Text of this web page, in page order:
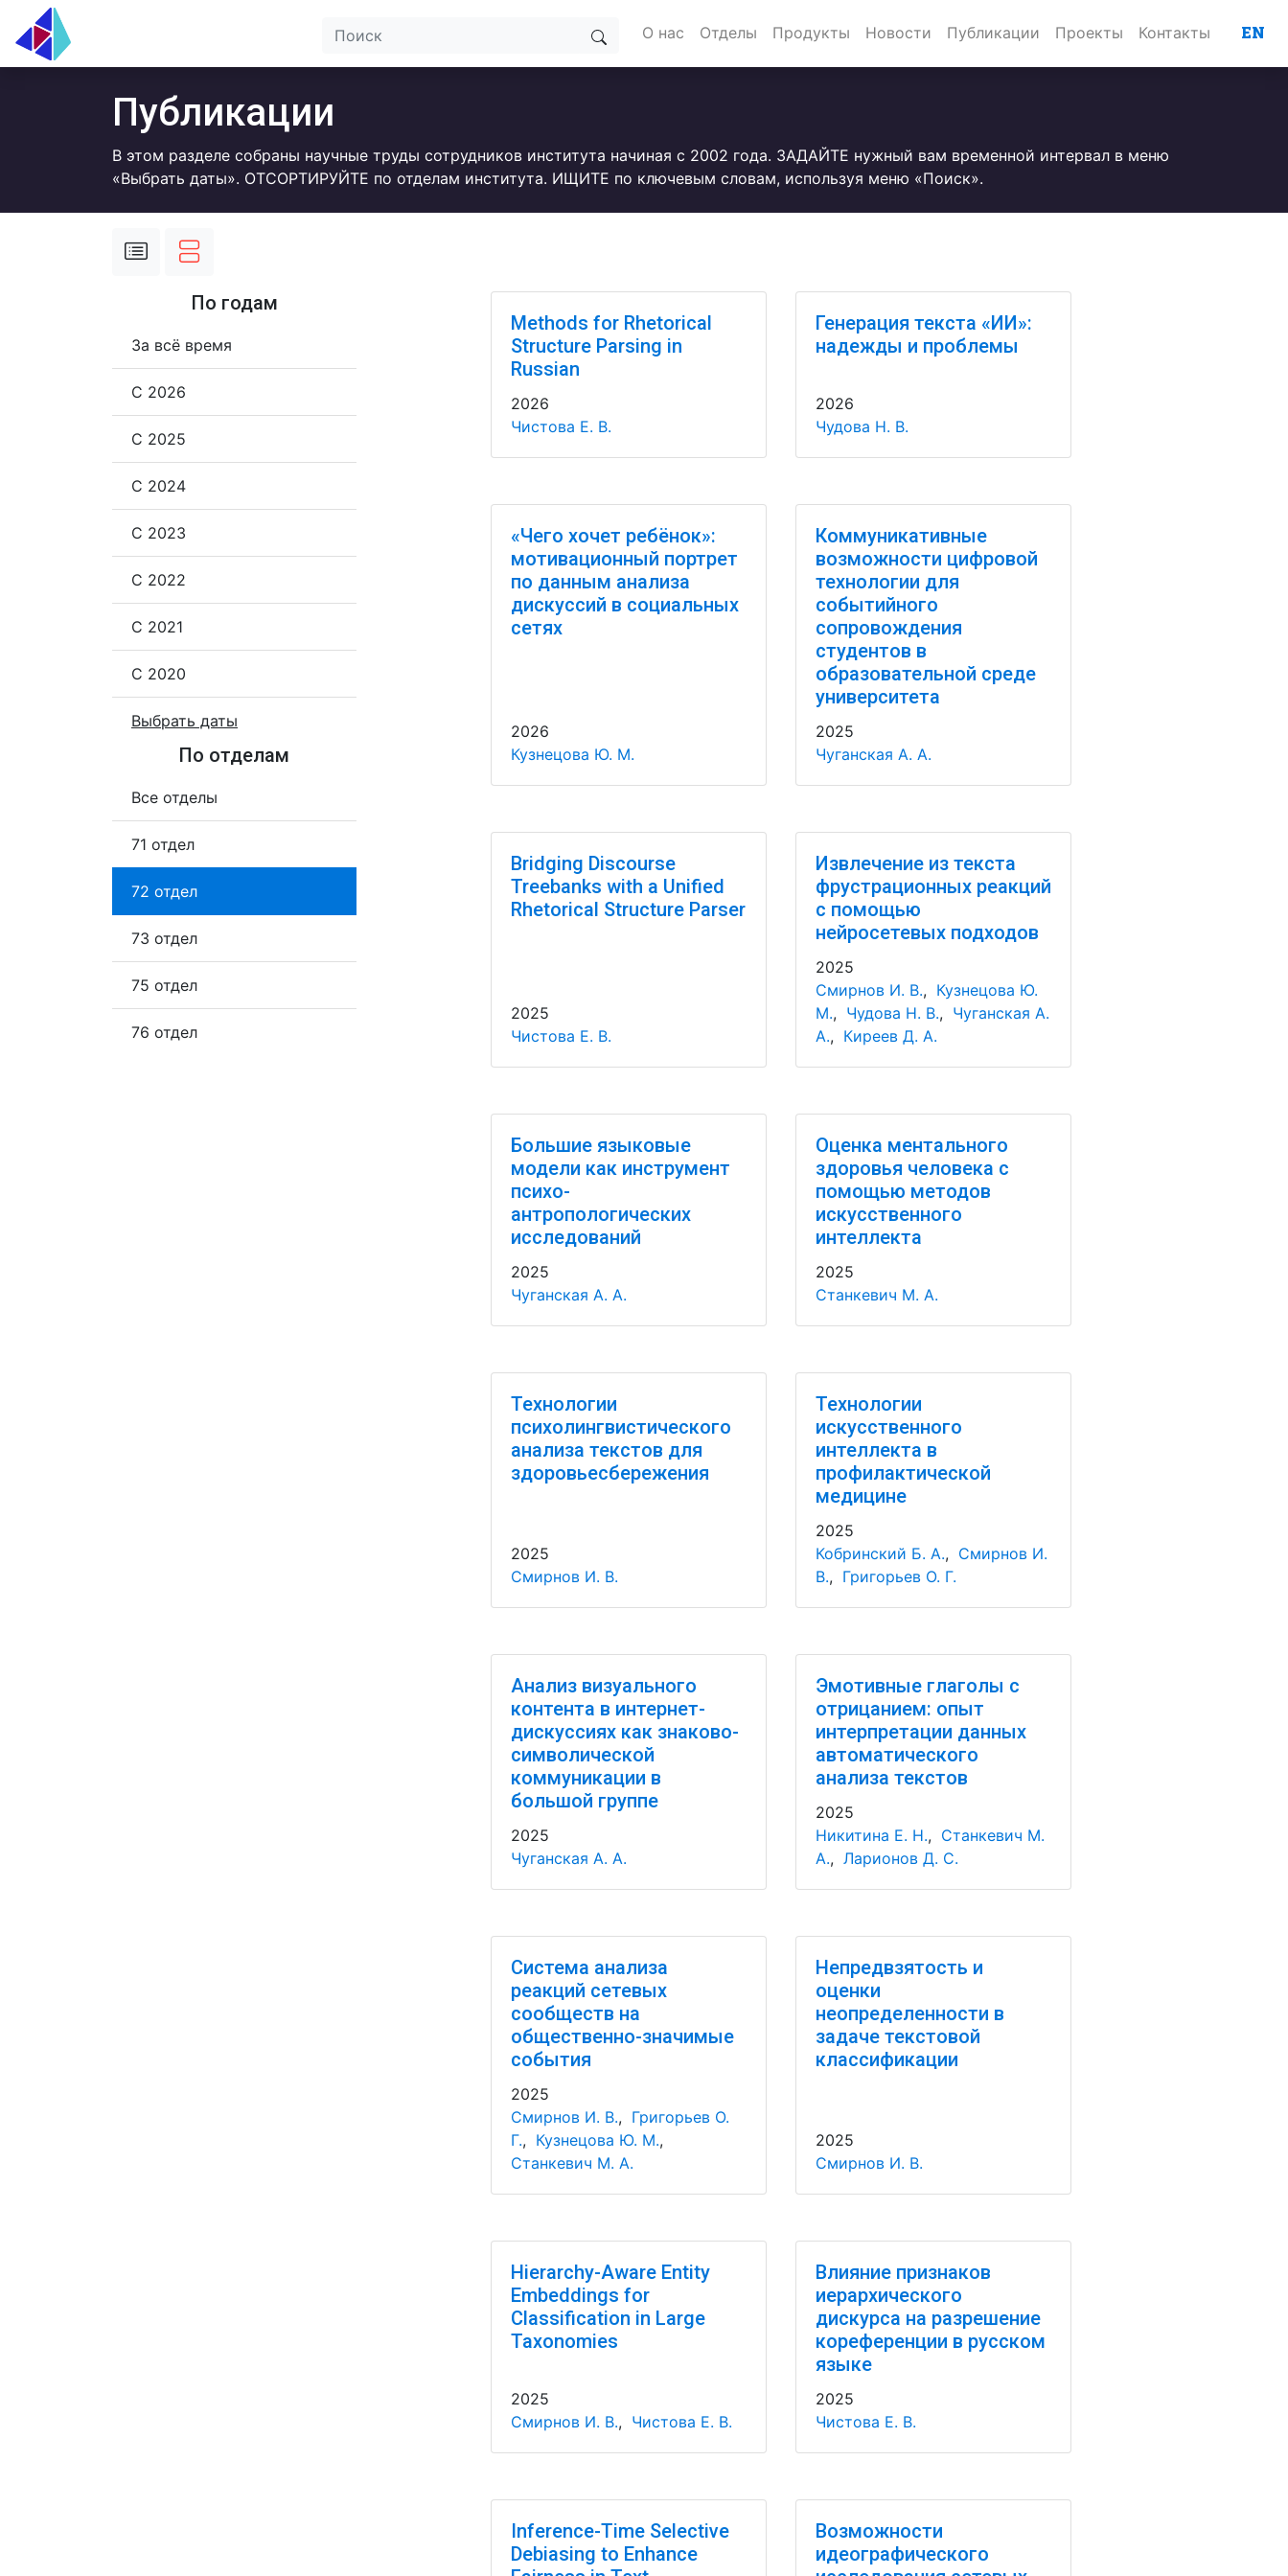
О нас Отделы Продукты Новости Публикации Проекты Контакты EN
Публикации
В этом разделе собраны научные труды сотрудников института начиная с 2002 года. ЗАДАЙТЕ нужный вам временной интервал в меню
«Выбрать даты». ОТСОРТИРУЙТЕ по отделам института. ИЩИТЕ по ключевым словам, используя меню «Поиск».
По годам
За всё время
С 2026
С 2025
С 2024
С 2023
С 2022
С 2021
С 2020
Выбрать даты
По отделам
Все отделы
71 отдел
72 отдел
73 отдел
75 отдел
76 отдел
Methods for Rhetorical
Structure Parsing in
Russian
2026
Чистова Е. В.
Генерация текста «ИИ»:
надежды и проблемы
2026
Чудова Н. В.
«Чего хочет ребёнок»:
мотивационный портрет
по данным анализа
дискуссий в социальных
сетях
2026
Кузнецова Ю. М.
Коммуникативные
возможности цифровой
технологии для
событийного
сопровождения
студентов в
образовательной среде
университета
2025
Чуганская А. А.
Bridging Discourse
Treebanks with a Unified
Rhetorical Structure Parser
2025
Чистова Е. В.
Извлечение из текста
фрустрационных реакций
с помощью
нейросетевых подходов
2025
Смирнов И. В., Кузнецова Ю.
М., Чудова Н. В., Чуганская А.
А., Киреев Д. А.
Большие языковые
модели как инструмент
психо-
антропологических
исследований
2025
Чуганская А. А.
Оценка ментального
здоровья человека с
помощью методов
искусственного
интеллекта
2025
Станкевич М. А.
Технологии
психолингвистического
анализа текстов для
здоровьесбережения
2025
Смирнов И. В.
Технологии
искусственного
интеллекта в
профилактической
медицине
2025
Кобринский Б. А., Смирнов И.
В., Григорьев О. Г.
Анализ визуального
контента в интернет-
дискуссиях как знаково-
символической
коммуникации в
большой группе
2025
Чуганская А. А.
Эмотивные глаголы с
отрицанием: опыт
интерпретации данных
автоматического
анализа текстов
2025
Никитина Е. Н., Станкевич М.
А., Ларионов Д. С.
Система анализа
реакций сетевых
сообществ на
общественно-значимые
события
2025
Смирнов И. В., Григорьев О.
Г., Кузнецова Ю. М.,
Станкевич М. А.
Непредвзятость и
оценки
неопределенности в
задаче текстовой
классификации
2025
Смирнов И. В.
Hierarchy-Aware Entity
Embeddings for
Classification in Large
Taxonomies
2025
Смирнов И. В., Чистова Е. В.
Влияние признаков
иерархического
дискурса на разрешение
кореференции в русском
языке
2025
Чистова Е. В.
Inference-Time Selective
Debiasing to Enhance
Возможности
идеографического